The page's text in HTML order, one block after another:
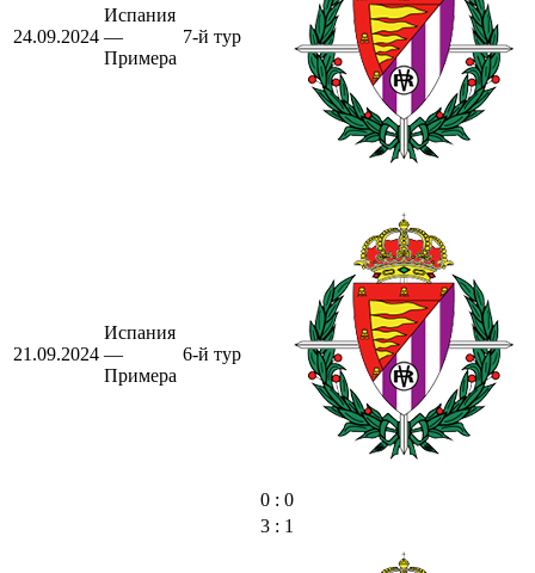
24.09.2024
Испания
—
Примера
7-й тур
21.09.2024
Испания
—
Примера
6-й тур
0 : 0
3 : 1